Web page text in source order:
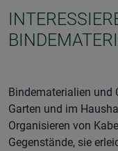
Bindematerialien und
Garten und im
Organisieren von
Gegenstände, sie